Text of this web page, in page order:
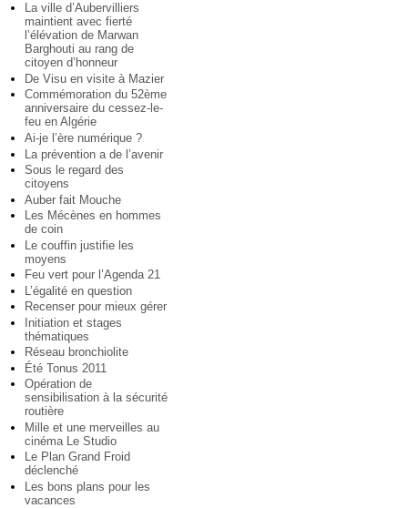
La ville d’Aubervilliers
maintient avec fierté
l’élévation de Marwan
Barghouti au rang de
citoyen d’honneur
De Visu en visite à Mazier
Commémoration du 52ème
anniversaire du cessez-le-
feu en Algérie
Ai-je l’ère numérique ?
La prévention a de l’avenir
Sous le regard des
citoyens
Auber fait Mouche
Les Mécènes en hommes
de coin
Le couffin justifie les
moyens
Feu vert pour l’Agenda 21
L’égalité en question
Recenser pour mieux gérer
Initiation et stages
thématiques
Réseau bronchiolite
Été Tonus 2011
Opération de
sensibilisation à la sécurité
routière
Mille et une merveilles au
cinéma Le Studio
Le Plan Grand Froid
déclenché
Les bons plans pour les
vacances